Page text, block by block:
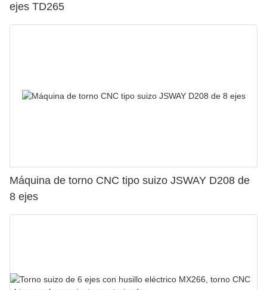
ejes TD265
Máquina de torno CNC tipo suizo JSWAY D208 de
8 ejes